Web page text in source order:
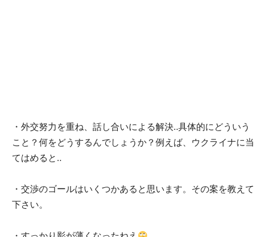
・外交努力を重ね、話し合いによる解決‥具体的にどういう
こと？何をどうするんでしょうか？例えば、ウクライナに当
てはめると‥
・交渉のゴールはいくつかあると思います。その案を教えて
下さい。